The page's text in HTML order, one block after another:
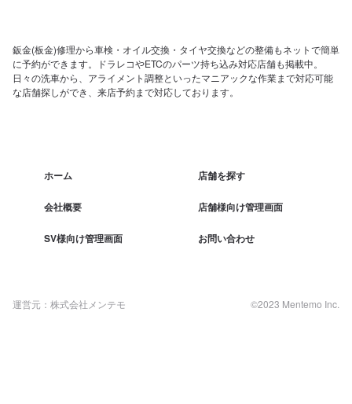
鈑金(板金)修理から車検・オイル交換・タイヤ交換などの整備もネットで簡単
に予約ができます。ドラレコやETCのパーツ持ち込み対応店舗も掲載中。
日々の洗車から、アライメント調整といったマニアックな作業まで対応可能
な店舗探しができ、来店予約まで対応しております。
ホーム 店舗を探す
会社概要 店舗様向け管理画面
SV様向け管理画面 お問い合わせ
運営元：株式会社メンテモ ©2023 Mentemo Inc.